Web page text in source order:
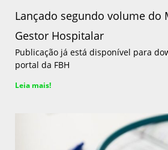
Lançado segundo volume do
Gestor Hospitalar
Publicação já está disponível para
portal da FBH
Leia mais!